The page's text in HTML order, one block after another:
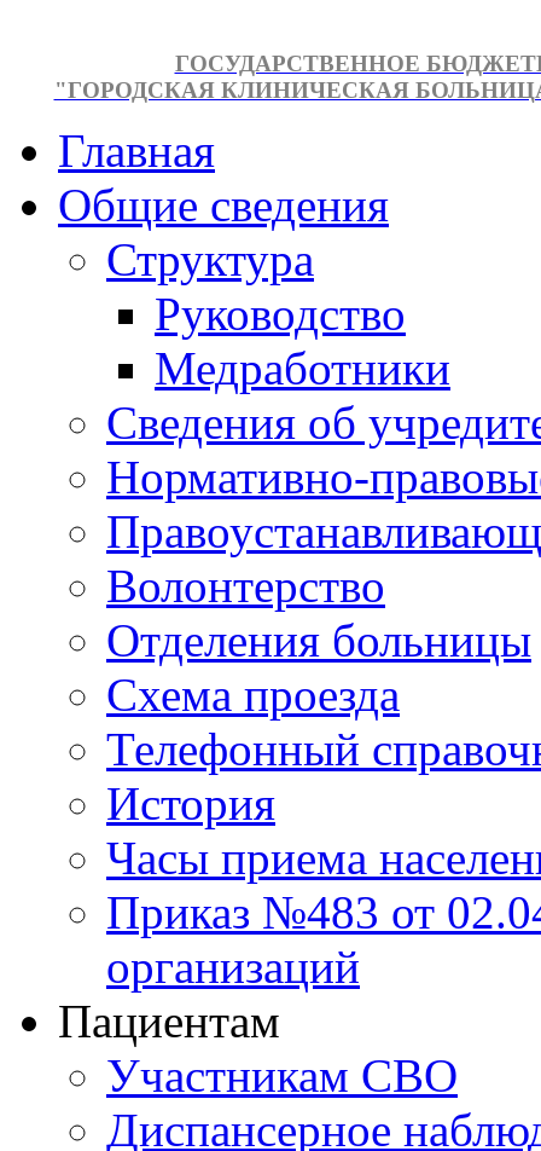
ГОСУДАРСТВЕННОЕ
"ГОРОДСКАЯ КЛИНИЧЕСКАЯ
Главная
Общие сведения
Структура
Руководство
Медработники
Сведения об
Нормативно-
Волонтерство
Отделения больницы
Схема проезда
Телефонный
История
Часы приема
Приказ №483 от
организаций
Пациентам
Участникам СВО
Диспансерное